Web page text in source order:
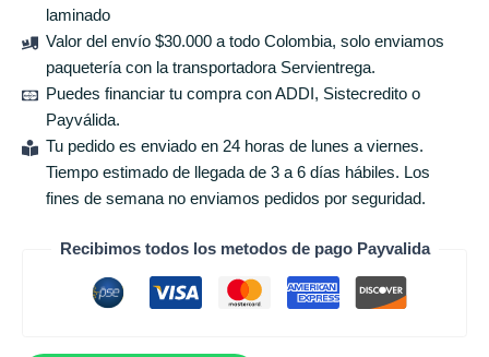
laminado
Valor del envío $30.000 a todo Colombia, solo enviamos
paquetería con la transportadora Servientrega.
Puedes financiar tu compra con ADDI, Sistecredito o
Payválida.
Tu pedido es enviado en 24 horas de lunes a viernes.
Tiempo estimado de llegada de 3 a 6 días hábiles. Los
fines de semana no enviamos pedidos por seguridad.
Recibimos todos los metodos de pago Payvalida